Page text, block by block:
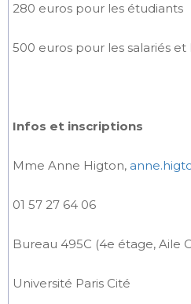
280 euros pour les étudiants
500 euros pour les salariés
Infos et inscriptions
Mme Anne Higton,
01 57 27 64 06
Bureau 495C (4e étage, Aile
Université Paris Cité